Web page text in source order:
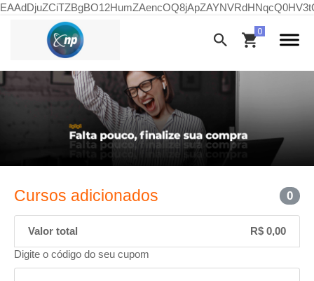
Cursos adicionados 0
Valor total
R$ 0,00
Digite o código do seu cupom